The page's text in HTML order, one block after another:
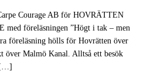
Courage AB för HOVRÄTTEN
föreläsningen ”Högt i tak – men
föreläsning hölls för Hovrätten över
över Malmö Kanal. Alltså ett besök
[…]